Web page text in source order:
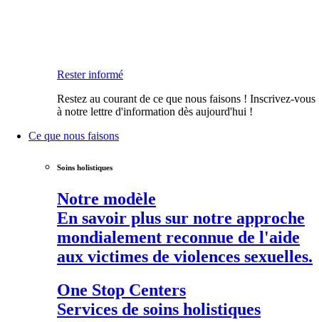
Rester informé
Restez au courant de ce que nous faisons ! Inscrivez-vous
à notre lettre d'information dès aujourd'hui !
Ce que nous faisons
Soins holistiques
Notre modèle
En savoir plus sur notre approche
mondialement reconnue de l'aide
aux victimes de violences sexuelles.
One Stop Centers
Services de soins holistiques